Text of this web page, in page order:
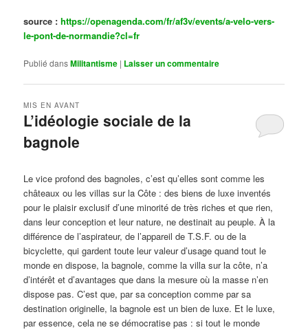
source :https://openagenda.com/fr/af3v/events/a-velo-vers-
le-pont-de-normandie?cl=fr
Publié dansMilitantisme | Laisser un commentaire
L’idéologie sociale de la
bagnole
MIS EN AVANT
Le vice profond des bagnoles, c’est qu’elles sont comme les
châteaux ou les villas sur la Côte : des biens de luxe inventés
pour le plaisir exclusif d’une minorité de très riches et que rien,
dans leur conception et leur nature, ne destinait au peuple. À la
différence de l’aspirateur, de l’appareil de T.S.F. ou de la
bicyclette, qui gardent toute leur valeur d’usage quand tout le
monde en dispose, la bagnole, comme la villa sur la côte, n’a
d’intérêt et d’avantages que dans la mesure où la masse n’en
dispose pas. C’est que, par sa conception comme par sa
destination originelle, la bagnole est un bien de luxe. Et le luxe,
par essence, cela ne se démocratise pas : si tout le monde